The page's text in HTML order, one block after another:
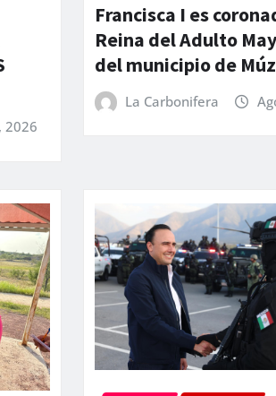
2026
Francisca I es
Reina del Adulto
del municipio de
La Carbonifera